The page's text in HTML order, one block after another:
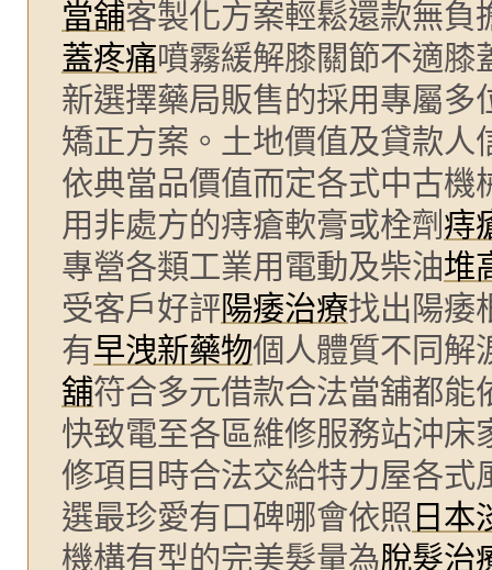
當舖客製化方案輕鬆還款無負
蓋疼痛噴霧緩解膝關節不適膝
新選擇藥局販售的採用專屬多
矯正方案。土地價值及貸款人
依典當品價值而定各式中古機
用非處方的痔瘡軟膏或栓劑 痔
專營各類工業用電動及柴油堆
受客戶好評陽痿治療找出陽痿
有早洩新藥物個人體質不同解
舖符合多元借款合法當舖都能
快致電至各區維修服務站沖床
修項目時合法交給特力屋各式
選最珍愛有口碑哪會依照 日本
機構有型的完美髮量為脫髮治